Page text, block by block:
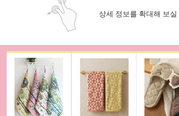
상세 정보를 확대해 보